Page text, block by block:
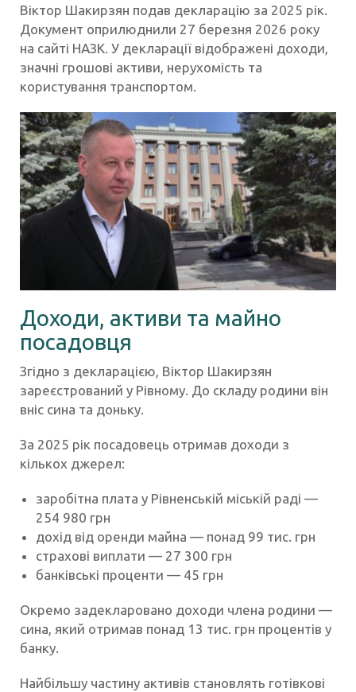
Віктор Шакирзян подав декларацію за 2025 рік.
Документ оприлюднили 27 березня 2026 року
на сайті НАЗК. У декларації відображені доходи,
значні грошові активи, нерухомість та
користування транспортом.
Доходи, активи та майно
посадовця
Згідно з декларацією, Віктор Шакирзян
зареєстрований у Рівному. До складу родини він
вніс сина та доньку.
За 2025 рік посадовець отримав доходи з
кількох джерел:
заробітна плата у Рівненській міській раді —
254 980 грн
дохід від оренди майна — понад 99 тис. грн
страхові виплати — 27 300 грн
банківські проценти — 45 грн
Окремо задекларовано доходи члена родини —
сина, який отримав понад 13 тис. грн процентів у
банку.
Найбільшу частину активів становлять готівкові